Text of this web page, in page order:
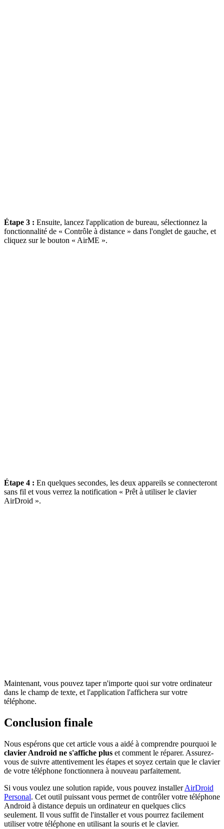
Étape 3 : Ensuite, lancez l'application de bureau, sélectionnez la
fonctionnalité de « Contrôle à distance » dans l'onglet de gauche, et
cliquez sur le bouton « AirME ».
Étape 4 : En quelques secondes, les deux appareils se connecteront
sans fil et vous verrez la notification « Prêt à utiliser le clavier
AirDroid ».
Maintenant, vous pouvez taper n'importe quoi sur votre ordinateur
dans le champ de texte, et l'application l'affichera sur votre
téléphone.
Conclusion finale
Nous espérons que cet article vous a aidé à comprendre pourquoi le
clavier Android ne s'affiche plus et comment le réparer. Assurez-
vous de suivre attentivement les étapes et soyez certain que le clavier
de votre téléphone fonctionnera à nouveau parfaitement.
Si vous voulez une solution rapide, vous pouvez installerAirDroid
Personal. Cet outil puissant vous permet de contrôler votre téléphone
Android à distance depuis un ordinateur en quelques clics
seulement. Il vous suffit de l'installer et vous pourrez facilement
utiliser votre téléphone en utilisant la souris et le clavier.